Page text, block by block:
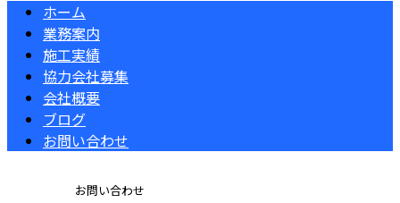
ホーム
業務案内
施工実績
協力会社募集
会社概要
ブログ
お問い合わせ
お問い合わせ